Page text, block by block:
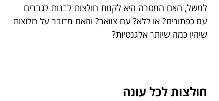
למשל, האם המטרה היא לקנות חולצות לבנות לגברים
עם כפתורים? או ללא? עם צוואר? והאם מדובר על חלוצות
שיהיו כמה שיותר אלגנטיות?
חולצות לכל עונה